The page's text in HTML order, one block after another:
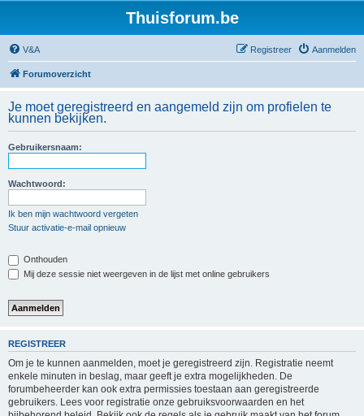
Thuisforum.be
V&A Aanmelden
Registreer
Forumoverzicht
Je moet geregistreerd en aangemeld zijn om profielen te
kunnen bekijken.
Gebruikersnaam:
Wachtwoord:
Ik ben mijn wachtwoord vergeten
Stuur activatie-e-mail opnieuw
Onthouden
Mij deze sessie niet weergeven in de lijst met online gebruikers
REGISTREER
Om je te kunnen aanmelden, moet je geregistreerd zijn. Registratie neemt
enkele minuten in beslag, maar geeft je extra mogelijkheden. De
forumbeheerder kan ook extra permissies toestaan aan geregistreerde
gebruikers. Lees voor registratie onze gebruiksvoorwaarden en het